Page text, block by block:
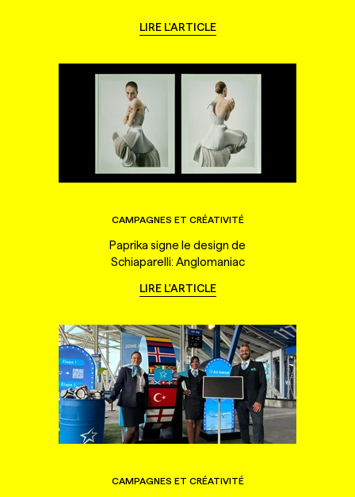
LIRE L'ARTICLE
CAMPAGNES ET CRÉATIVITÉ
Paprika signe le design de
Schiaparelli: Anglomaniac
LIRE L'ARTICLE
CAMPAGNES ET CRÉATIVITÉ